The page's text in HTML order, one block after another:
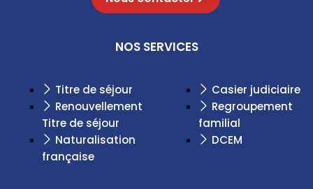
NOS SERVICES
Titre de séjour
Renouvellement
Titre de séjour
Naturalisation
française
Casier judiciaire
Regroupement
familial
DCEM